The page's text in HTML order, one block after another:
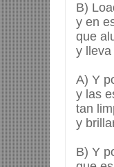
B)
y en
que
y lleva
A) Y
y las
tan
y
B) Y